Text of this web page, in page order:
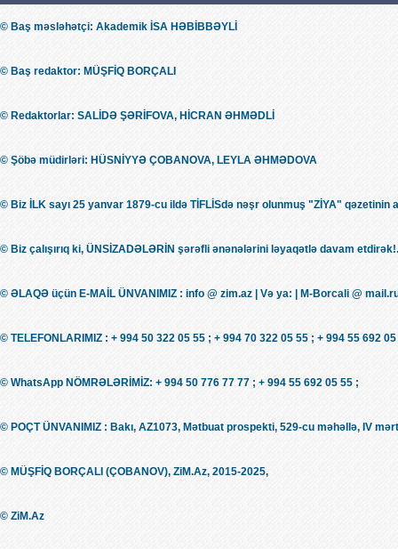
© Baş məsləhətçi: Akademik İSA HƏBİBBƏYLİ
© Baş redaktor: MÜŞFİQ BORÇALI
© Redaktorlar: SALİDƏ ŞƏRİFOVA, HİCRAN ƏHMƏDLİ
© Şöbə müdirləri: HÜSNİYYƏ ÇOBANOVA, LEYLA ƏHMƏDOVA
© Biz İLK sayı 25 yanvar 1879-cu ildə TİFLİSdə nəşr olunmuş "ZİYA" qəzetinin
© Biz çalışırıq ki, ÜNSİZADƏLƏRİN şərəfli ənənələrini ləyaqətlə davam
© ƏLAQƏ üçün E-MAİL ÜNVANIMIZ : info @ zim.az | Və ya: | M-Borcali @
© TELEFONLARIMIZ : + 994 50 322 05 55 ; + 994 70 322 05 55 ; + 994 55 692
© WhatsApp NÖMRƏLƏRİMİZ: + 994 50 776 77 77 ; + 994 55 692 05 55 ;
© POÇT ÜNVANIMIZ : Bakı, AZ1073, Mətbuat prospekti, 529-cu məhəllə, IV
© MÜŞFİQ BORÇALI (ÇOBANOV), ZiM.Az, 2015-2025,
© ZiM.Az